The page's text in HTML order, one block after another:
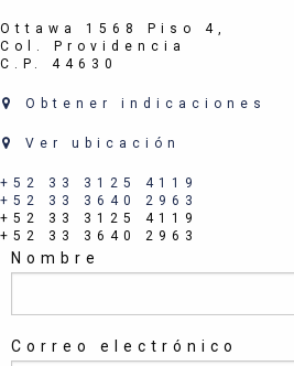
Ottawa 1568 Piso 4,
Col. Providencia
C.P. 44630
Obtener indicaciones
Ver ubicación
+52 33 3125 4119
+52 33 3640 2963
+52 33 3125 4119
+52 33 3640 2963
Nombre
Correo electrónico